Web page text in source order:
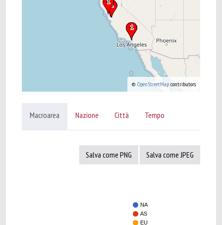
© OpenStreetMap contributors.
Macroarea Nazione Città Tempo
Salva come PNG Salva come JPEG
NA
AS
EU